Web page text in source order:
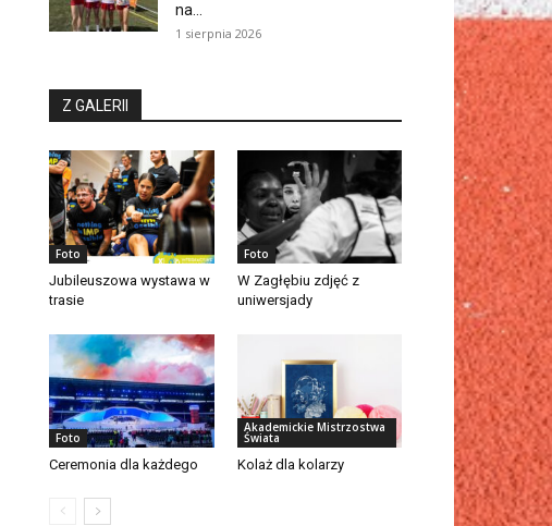
na...
1 sierpnia 2026
Z GALERII
Foto
Jubileuszowa wystawa w
trasie
Foto
W Zagłębiu zdjęć z
uniwersjady
Foto
Ceremonia dla każdego
Akademickie Mistrzostwa
Świata
Kolaż dla kolarzy